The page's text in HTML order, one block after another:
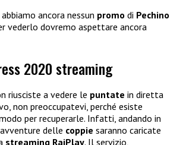
ancora nessun promo di Pechino
vederlo dovremo aspettare ancora
2020 streaming
riusciste a vedere le puntate in diretta
non preoccupatevi, perché esiste
per recuperarle. Infatti, andando in
delle coppie saranno caricate
streaming RaiPlay. Il servizio,